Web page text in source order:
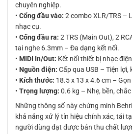
chuyên nghiệp.
• Cổng đầu vào: 2 combo XLR/TRS –
nhạc cụ.
• Cổng đầu ra: 2 TRS (Main Out), 2
tai nghe 6.3mm – Đa dạng kết nối.
• MIDI In/Out: Kết nối thiết bị nhạc
• Nguồn điện: Cấp qua USB – Tiện
• Kích thước: 18.5 x 13 x 4.6 cm –
• Trọng lượng: 0.6 kg – Nhẹ, bền,
Những thông số này chứng minh
khả năng xử lý tín hiệu chính xác, tái
người dùng đạt được bản thu chất